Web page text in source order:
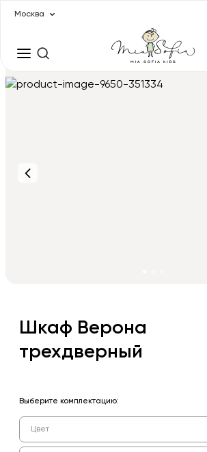
Москва
Шкаф Верона
трехдверный
Выберите комплектацию:
Цвет